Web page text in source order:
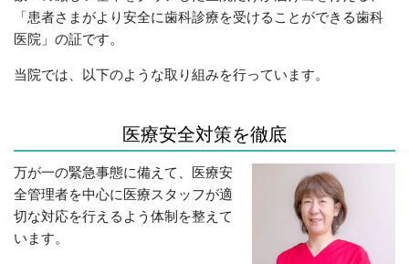
「患者さまがより安全に歯科診療を受けることができる歯科
医院」の証です。
当院では、以下のような取り組みを行っています。
医療安全対策を徹底
万が一の緊急事態に備えて、医療安
全管理者を中心に医療スタッフが適
切な対応を行えるよう体制を整えて
います。